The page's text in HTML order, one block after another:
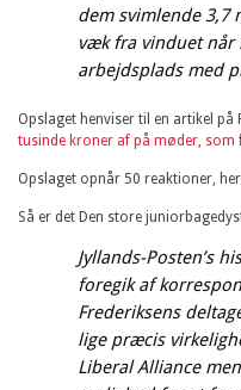
dem svimlende 3,7
væk fra vinduet når
arbejdsplads med
Opslaget henviser til en artikel på
tusinde kroner af på møder, som
Opslaget opnår 50 reaktioner,
Så er det Den store
Jyllands-Posten’s
foregik af
Frederiksens
lige præcis
Liberal Alliance